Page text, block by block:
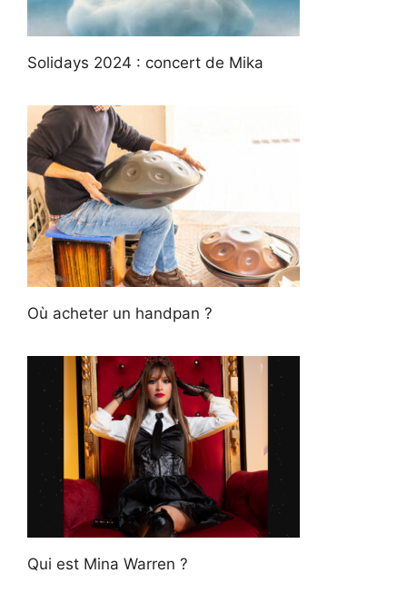
Solidays 2024 : concert de Mika
Où acheter un handpan ?
Qui est Mina Warren ?